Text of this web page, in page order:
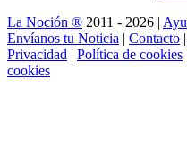
La Noción ® 2011 - 2026 |
Envíanos tu Noticia | Contacto |
Privacidad | Política de cookies
cookies